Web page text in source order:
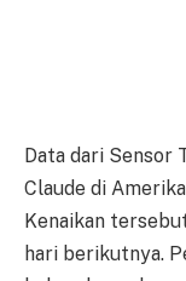
Data dari Sensor
Claude di
Kenaikan
hari berikutnya.